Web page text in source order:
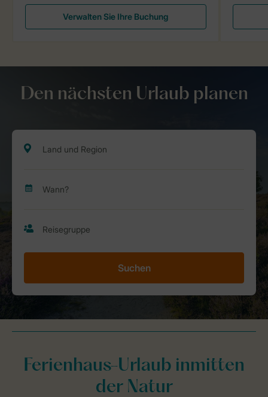
Verwalten Sie Ihre Buchung
Den nächsten Urlaub planen
Suchen
Ferienhaus-Urlaub inmitten
der Natur